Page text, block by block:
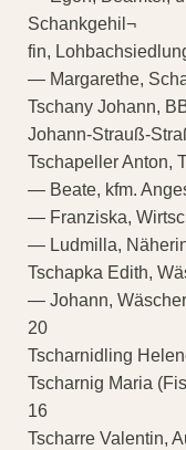
Schankgehil¬
fin,
— Margarethe,
Tschany Johann,
Johann-Strauß-
Tschapeller Anton,
— Beate, kfm.
— Franziska,
— Ludmilla,
Tschapka Edith,
— Johann,
20
Tscharnidling
Tscharnig Maria
16
Tscharre Valentin,